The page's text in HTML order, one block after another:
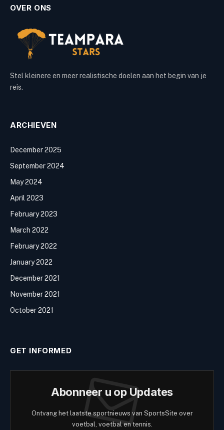
OVER ONS
Stel kleinere en meer realistische doelen aan het begin van je
reis.
ARCHIEVEN
December 2025
September 2024
May 2024
April 2023
February 2023
March 2022
February 2022
January 2022
December 2021
November 2021
October 2021
GET INFORMED
Abonneer u op Updates
Ontvang het laatste sportnieuws van SportsSite over
voetbal, voetbal en tennis.